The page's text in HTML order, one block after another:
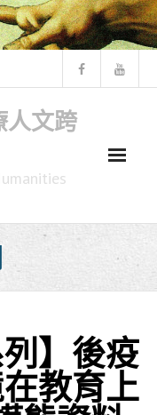
人文跨
列】後疫
教育上